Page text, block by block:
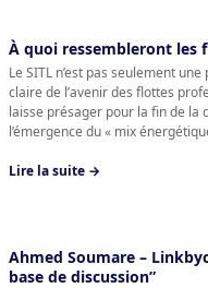
À quoi ressembleront les
Le SITL n’est pas seulement
claire de l’avenir des flottes
laisse présager pour la fin de la
l’émergence du « mix
Lire la suite →
Ahmed Soumare –
base de discussion”